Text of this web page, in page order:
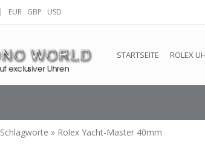
| EUR GBP USD
STARTSEITE ROLEX
Schlagworte » Rolex Yacht-Master 40mm
← Zurück zum Backoffice Dieser Shop befindet